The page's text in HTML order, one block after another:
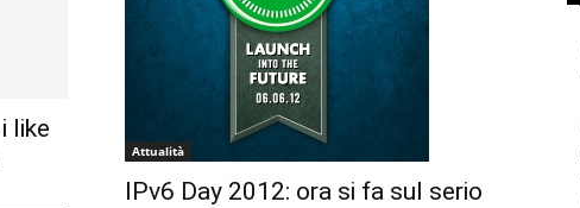
like
Attualità
IPv6 Day 2012: ora si fa sul serio